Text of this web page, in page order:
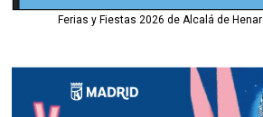
Ferias y Fiestas 2026 de Alcalá de